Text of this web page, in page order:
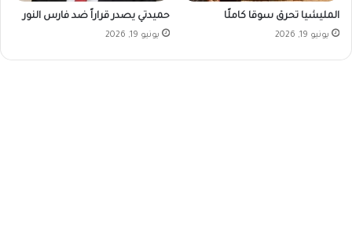
المليشيا تحرق سوقا كاملًا
يونيو 19, 2026
حميدتي يصدر قراراً ضد فارس النور
يونيو 19, 2026